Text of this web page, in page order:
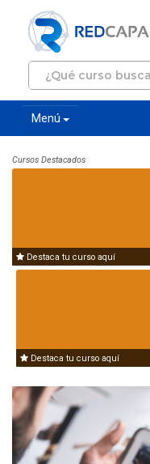
Menú
Cursos Destacados
Destaca tu curso aquí
Destaca tu curso aquí